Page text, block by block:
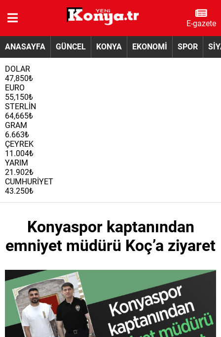
E-gazete
ANASAYFA GÜNCEL KONYA EKONOMİ SPOR
DOLAR
47,850₺
EURO
55,150₺
STERLİN
64,665₺
GRAM
6.663₺
ÇEYREK
11.004₺
YARIM
21.902₺
CUMHURİYET
43.250₺
Konyaspor kaptanından
emniyet müdürü Koç’a ziyaret